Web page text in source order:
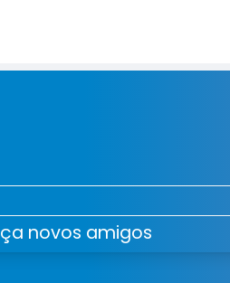
novos amigos